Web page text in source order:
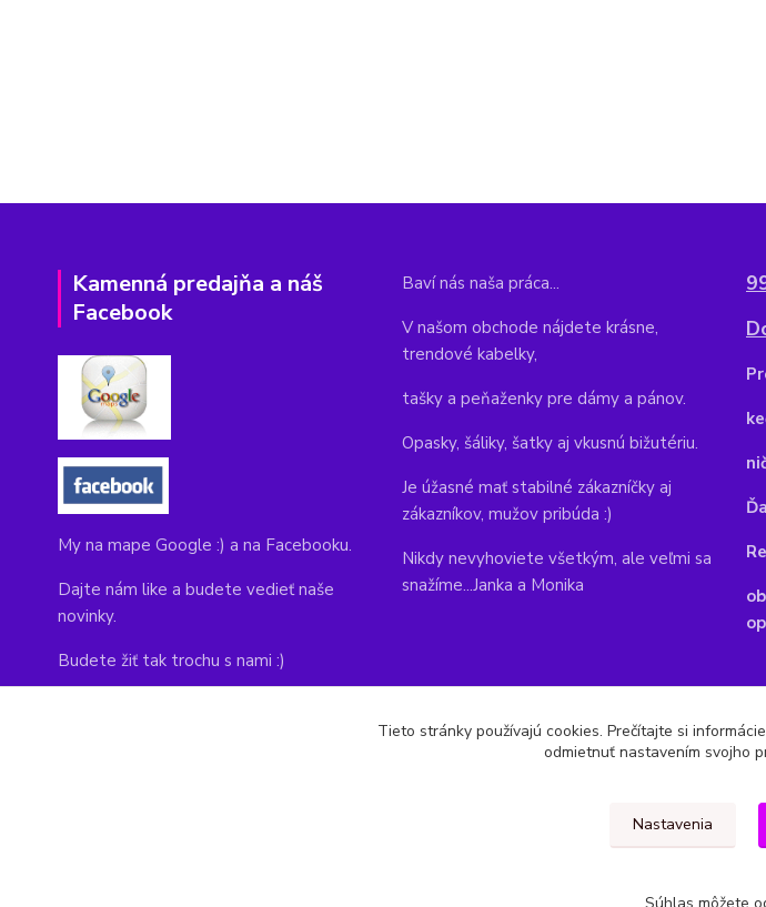
Kamenná predajňa a náš
Facebook
My na mape Google :) a na Facebooku.
Dajte nám like a budete vedieť naše
novinky.
Budete žiť tak trochu s nami :)
Baví nás naša práca...
V našom obchode nájdete krásne,
trendové kabelky,
tašky a peňaženky pre dámy a pánov.
Opasky, šáliky, šatky aj vkusnú bižutériu.
Je úžasné mať stabilné zákazníčky aj
zákazníkov, mužov pribúda :)
Nikdy nevyhoviete všetkým, ale veľmi sa
snažíme...Janka a Monika
Pr
Tieto stránky používajú cookies. Prečítajte si
odmietnuť nastavením svojho
Nastavenia